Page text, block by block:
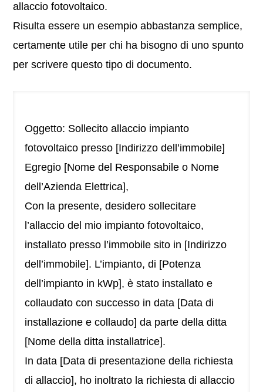
allaccio fotovoltaico.
Risulta essere un esempio abbastanza semplice,
certamente utile per chi ha bisogno di uno spunto
per scrivere questo tipo di documento.
Oggetto: Sollecito allaccio impianto
fotovoltaico presso [Indirizzo dell’immobile]
Egregio [Nome del Responsabile o Nome
dell’Azienda Elettrica],
Con la presente, desidero sollecitare
l’allaccio del mio impianto fotovoltaico,
installato presso l’immobile sito in [Indirizzo
dell’immobile]. L’impianto, di [Potenza
dell’impianto in kWp], è stato installato e
collaudato con successo in data [Data di
installazione e collaudo] da parte della ditta
[Nome della ditta installatrice].
In data [Data di presentazione della richiesta
di allaccio], ho inoltrato la richiesta di allaccio